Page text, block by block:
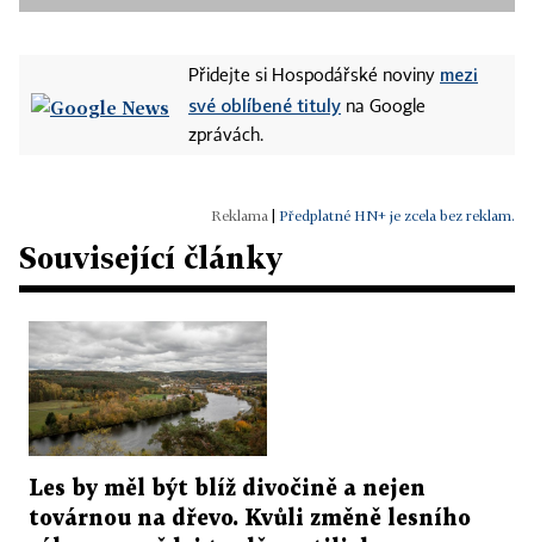
Přidejte si Hospodářské noviny mezi
své oblíbené tituly na Google
zprávách.
Předplatné HN+ je zcela bez reklam.
Související články
Les by měl být blíž divočině a nejen
továrnou na dřevo. Kvůli změně lesního